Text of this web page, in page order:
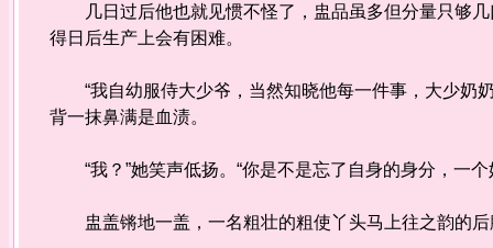
几日过后他也就见惯不怪了，盅品虽多但分量只够几
得日后生产上会有困难。
“我自幼服侍大少爷，当然知晓他每一件事，大少奶
背一抹鼻满是血渍。
“我？”她笑声低扬。“你是不是忘了自身的身分，一个
盅盖锵地一盖，一名粗壮的粗使丫头马上往之韵的后